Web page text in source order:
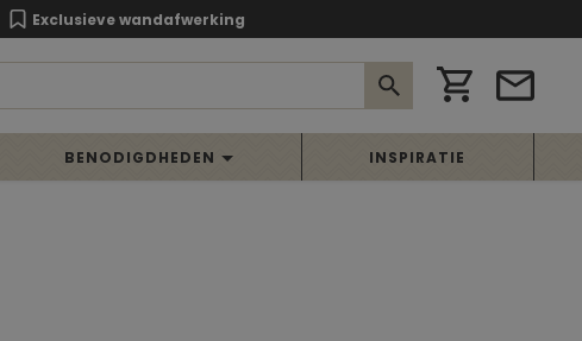
Exclusieve wandafwerking
BENODIGDHEDEN INSPIRATIE